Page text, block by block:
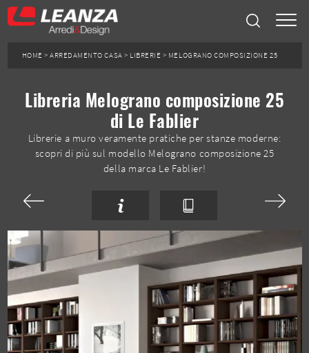
HOME >ARREDAMENTO CASA > LIBRERIE > MELOGRANO COMPOSIZIONE 25
Libreria Melograno composizione 25
di Le Fablier
Librerie a muro veramente pratiche per stanze moderne:
scopri di più sul modello Melograno composizione 25
della marca Le Fablier!